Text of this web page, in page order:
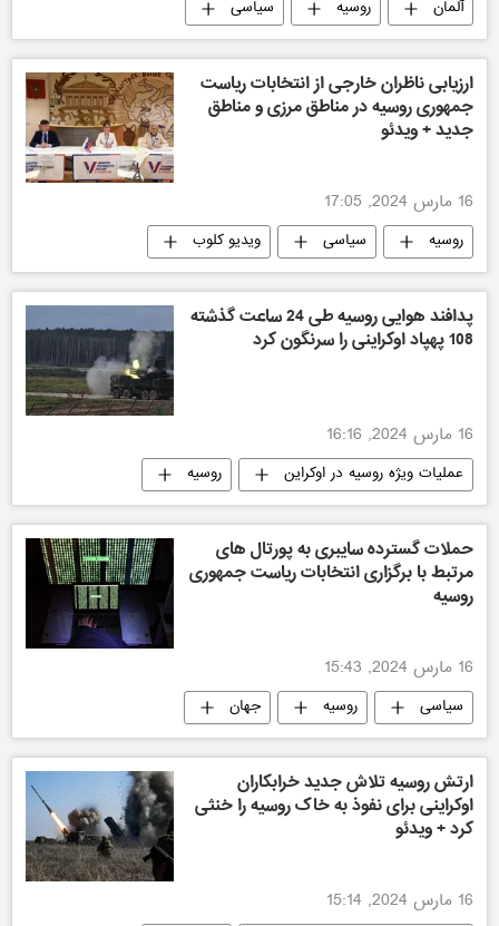
آلمان روسیه سیاسی
ارزیابی ناظران خارجی از انتخابات ریاست
جمهوری روسیه در مناطق مرزی و مناطق
جدید + ویدئو
16 مارس 2024, 17:05
روسیه سیاسی ویدیو کلوب
پدافند هوایی روسیه طی 24 ساعت گذشته
108 پهپاد اوکراینی را سرنگون کرد
16 مارس 2024, 16:16
عملیات ویژه روسیه در اوکراین
روسیه
اوکراین
حملات گسترده سایبری به پورتال های
مرتبط با برگزاری انتخابات ریاست جمهوری
روسیه
16 مارس 2024, 15:43
سیاسی روسیه جهان
ارتش روسیه تلاش جدید خرابکاران
اوکراینی برای نفوذ به خاک روسیه را خنثی
کرد + ویدئو
16 مارس 2024, 15:14